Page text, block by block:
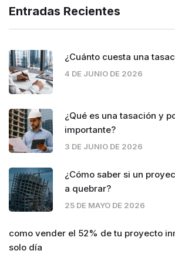
Entradas Recientes
¿Cuánto cuesta una
4 DE JUNIO DE 2026
¿Qué es una tasación y
importante?
3 DE JUNIO DE 2026
¿Cómo saber si un
a quebrar?
25 DE MAYO DE 2026
como vender el 52% de tu proyecto
solo día